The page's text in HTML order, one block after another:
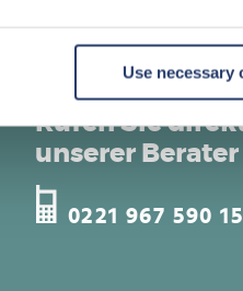
Use necessary
Rufen Sie
unserer Berater
0221 967 590 15